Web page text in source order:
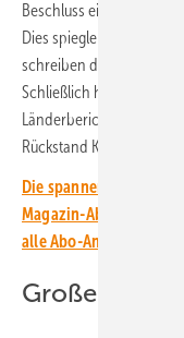
Beschluss eines
Dies spiegle ein Fehlen
schreiben die Verbände
Schließlich hat die EU-
Länderbericht zur
Rückstand Kroatiens
Die spannendsten
Magazin-
alle Abo-Angebote
Große